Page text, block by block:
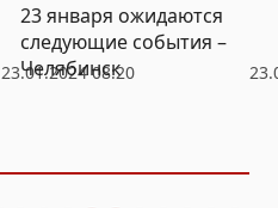
23.01.2024 08:20
23 января ожидаются
следующие события –
Челябинск